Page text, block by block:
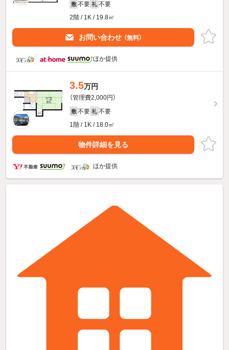
敷 不要 礼 不要
2階 / 1K / 19.8㎡
お問い合わせ （無料）
ほか提供
3.5万円
（管理費2,000円）
敷 不要 礼 不要
1階 / 1K / 18.0㎡
物件詳細を見る
ほか提供